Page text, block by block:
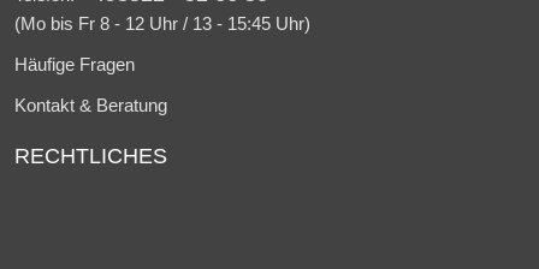
(Mo bis Fr 8 - 12 Uhr / 13 - 15:45 Uhr)
Häufige Fragen
Kontakt & Beratung
RECHTLICHES